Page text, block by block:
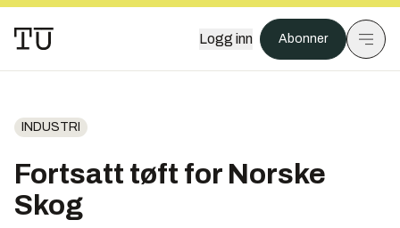
Logg inn Abonner
INDUSTRI
Fortsatt tøft for Norske
Skog